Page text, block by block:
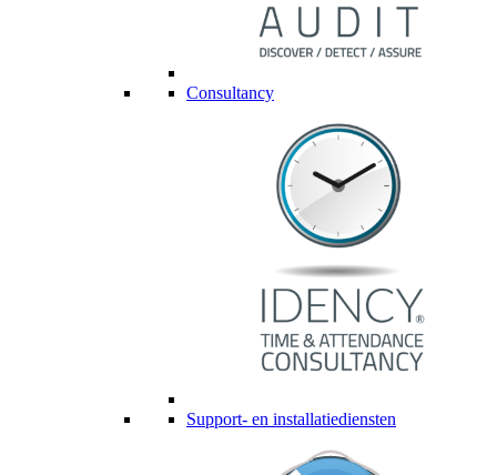
Consultancy
Support- en installatiediensten